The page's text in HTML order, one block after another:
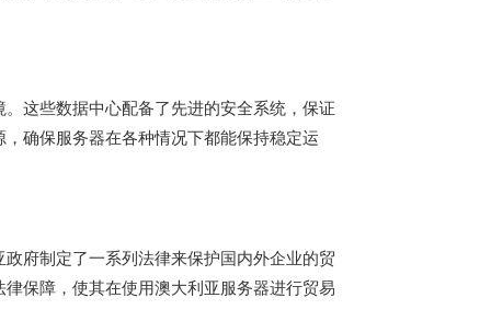
这些数据中心配备了先进的安全系统，保证
确保服务器在各种情况下都能保持稳定运
府制定了一系列法律来保护国内外企业的贸
保障，使其在使用澳大利亚服务器进行贸易